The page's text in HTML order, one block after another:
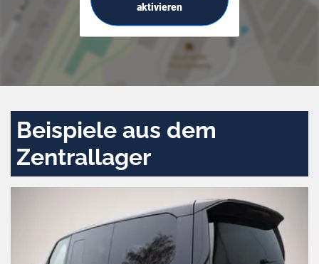
aktivieren
Beispiele aus dem
Zentrallager